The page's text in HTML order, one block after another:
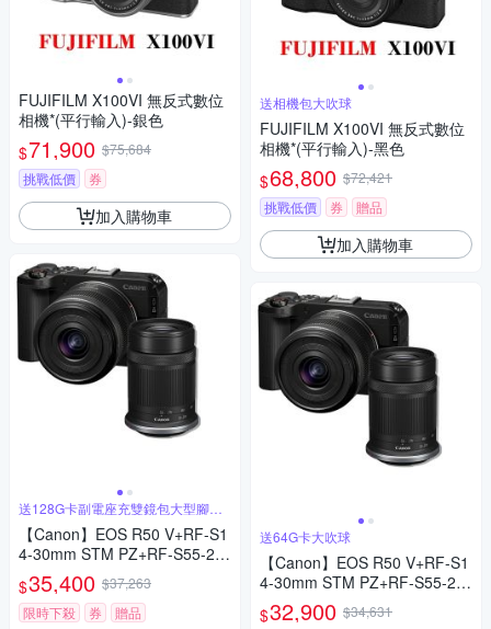
FUJIFILM X100VI 無反式數位
相機*(平行輸入)-銀色
$71,900 $75,684
挑戰低價
券
加入購物車
送128G卡副電座充雙鏡包大型腳架
筆帶
【Canon】EOS R50 V+RF-S1
4-30mm STM PZ+RF-S55-21
0mm STM (平行輸入)-黑色
$35,400 $37,263
限時下殺
券 贈品
送相機包大吹球
FUJIFILM X100VI 無反式數位
相機*(平行輸入)-黑色
$68,800 $72,421
挑戰低價
券 贈品
加入購物車
送64G卡大吹球
【Canon】EOS R50 V+RF-S1
4-30mm STM PZ+RF-S55-21
0mm STM (平行輸入)-黑色
$32,900 $34,631